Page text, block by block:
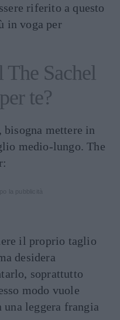
riferito a questo
in voga per
Sachel
te?
mettere in
medio-lungo. The
il proprio taglio
desidera
soprattutto
modo vuole
leggera frangia